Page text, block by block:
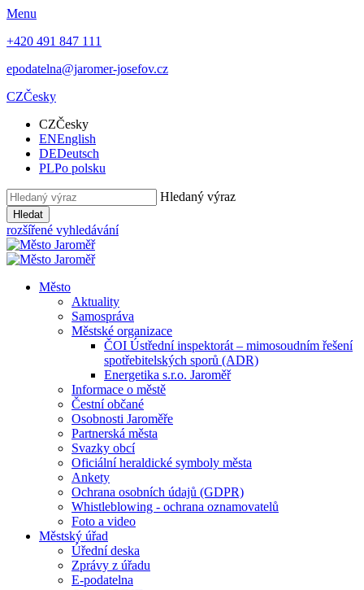
Menu
+420 491 847 111
epodatelna@jaromer-josefov.cz
CZČesky
CZČesky
ENEnglish
DEDeutsch
PLPo polsku
Hledaný výraz
Hledat
rozšířené vyhledávání
Město
Aktuality
Samospráva
Městské organizace
ČOI Ústřední inspektorát – mimosoudním řešení
spotřebitelských sporů (ADR)
Energetika s.r.o. Jaroměř
Informace o městě
Čestní občané
Osobnosti Jaroměře
Partnerská města
Svazky obcí
Oficiální heraldické symboly města
Ankety
Ochrana osobních údajů (GDPR)
Whistleblowing - ochrana oznamovatelů
Foto a video
Městský úřad
Úřední deska
Zprávy z úřadu
E-podatelna